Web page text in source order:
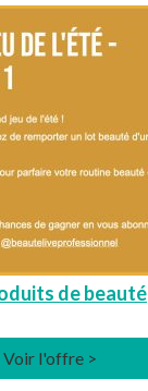
de beauté
Voir l'offre >